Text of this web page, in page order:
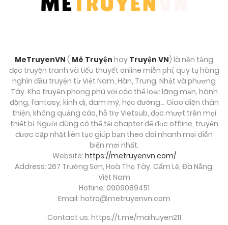
MeTruyenVN ( Mê Truyện hay Truyện VN) là nền tảng
đọc truyện tranh và tiểu thuyết online miễn phí, quy tụ hàng
nghìn đầu truyện từ Việt Nam, Hàn, Trung, Nhật và phương
Tây. Kho truyện phong phú với các thể loại: lãng mạn, hành
động, fantasy, kinh dị, đam mỹ, học đường… Giao diện thân
thiện, không quảng cáo, hỗ trợ Vietsub, đọc mượt trên mọi
thiết bị. Người dùng có thể tải chapter để đọc offline, truyện
được cập nhật liên tục giúp bạn theo dõi nhanh mọi diễn
biến mới nhất.
Website: https://metruyenvn.com/
Address: 267 Trường Sơn, Hoà Thọ Tây, Cẩm Lệ, Đà Nẵng,
Việt Nam
Hotline: 0909089451
Email: hotro@metruyenvn.com
Contact us: https://t.me/maihuyen211